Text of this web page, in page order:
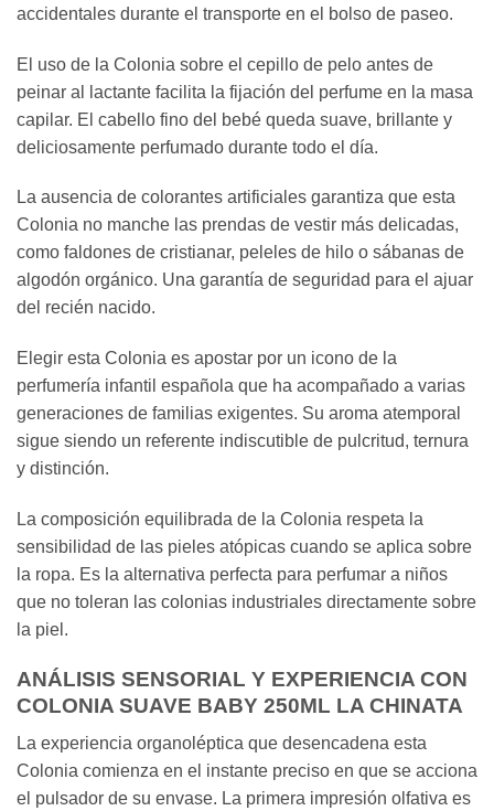
accidentales durante el transporte en el bolso de paseo.
El uso de la Colonia sobre el cepillo de pelo antes de
peinar al lactante facilita la fijación del perfume en la masa
capilar. El cabello fino del bebé queda suave, brillante y
deliciosamente perfumado durante todo el día.
La ausencia de colorantes artificiales garantiza que esta
Colonia no manche las prendas de vestir más delicadas,
como faldones de cristianar, peleles de hilo o sábanas de
algodón orgánico. Una garantía de seguridad para el ajuar
del recién nacido.
Elegir esta Colonia es apostar por un icono de la
perfumería infantil española que ha acompañado a varias
generaciones de familias exigentes. Su aroma atemporal
sigue siendo un referente indiscutible de pulcritud, ternura
y distinción.
La composición equilibrada de la Colonia respeta la
sensibilidad de las pieles atópicas cuando se aplica sobre
la ropa. Es la alternativa perfecta para perfumar a niños
que no toleran las colonias industriales directamente sobre
la piel.
ANÁLISIS SENSORIAL Y EXPERIENCIA CON
COLONIA SUAVE BABY 250ML LA CHINATA
La experiencia organoléptica que desencadena esta
Colonia comienza en el instante preciso en que se acciona
el pulsador de su envase. La primera impresión olfativa es